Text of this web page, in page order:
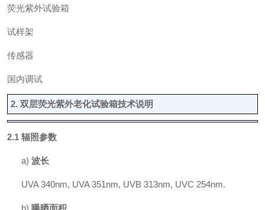
荧光紫外试验箱
试样架
传感器
国内调试
2. 双层荧光紫外老化试验箱技术说明
2.1 辐照参数
a) 波长
UVA 340nm, UVA 351nm, UVB 313nm, UVC 254nm.
b) 曝晒面积